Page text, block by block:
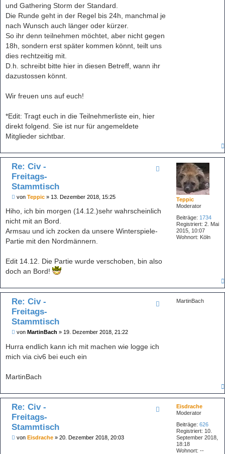
und Gathering Storm der Standard.
Die Runde geht in der Regel bis 24h, manchmal je
nach Wunsch auch länger oder kürzer.
So ihr denn teilnehmen möchtet, aber nicht gegen
18h, sondern erst später kommen könnt, teilt uns
dies rechtzeitig mit.
D.h. schreibt bitte hier in diesen Betreff, wann ihr
dazustossen könnt.
Wir freuen uns auf euch!
*Edit: Tragt euch in die Teilnehmerliste ein, hier
direkt folgend. Sie ist nur für angemeldete
Mitglieder sichtbar.
Teppic
Moderator
Beiträge: 1734
Registriert: 2. Mai
2015, 10:07
Wohnort: Köln
Re: Civ -
Freitags-
Stammtisch
B
i
r
a
g
von Teppic » 13. Dezember 2018, 15:25
Hiho, ich bin morgen (14.12.)sehr wahrscheinlich
nicht mit an Bord.
Armsau und ich zocken da unsere Winterspiele-
Partie mit den Nordmännern.
Edit 14.12. Die Partie wurde verschoben, bin also
doch an Bord!
MartinBach
Re: Civ -
Freitags-
Stammtisch
B
i
r
von MartinBach » 19. Dezember 2018, 21:22
Hurra endlich kann ich mit machen wie logge ich
mich via civ6 bei euch ein
MartinBach
Eisdrache
Moderator
Beiträge: 626
Registriert: 10.
September 2018,
18:18
Wohnort: --
Re: Civ -
Freitags-
Stammtisch
Bvon Eisdrache » 20. Dezember 2018, 20:03